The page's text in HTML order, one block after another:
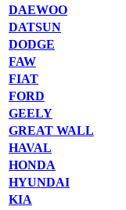
DAEWOO
DATSUN
DODGE
FAW
FIAT
FORD
GEELY
GREAT WALL
HAVAL
HONDA
HYUNDAI
KIA